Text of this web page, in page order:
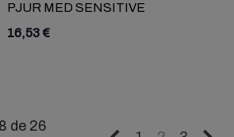
PJUR MED SENSITIVE
16,53 €
de 26